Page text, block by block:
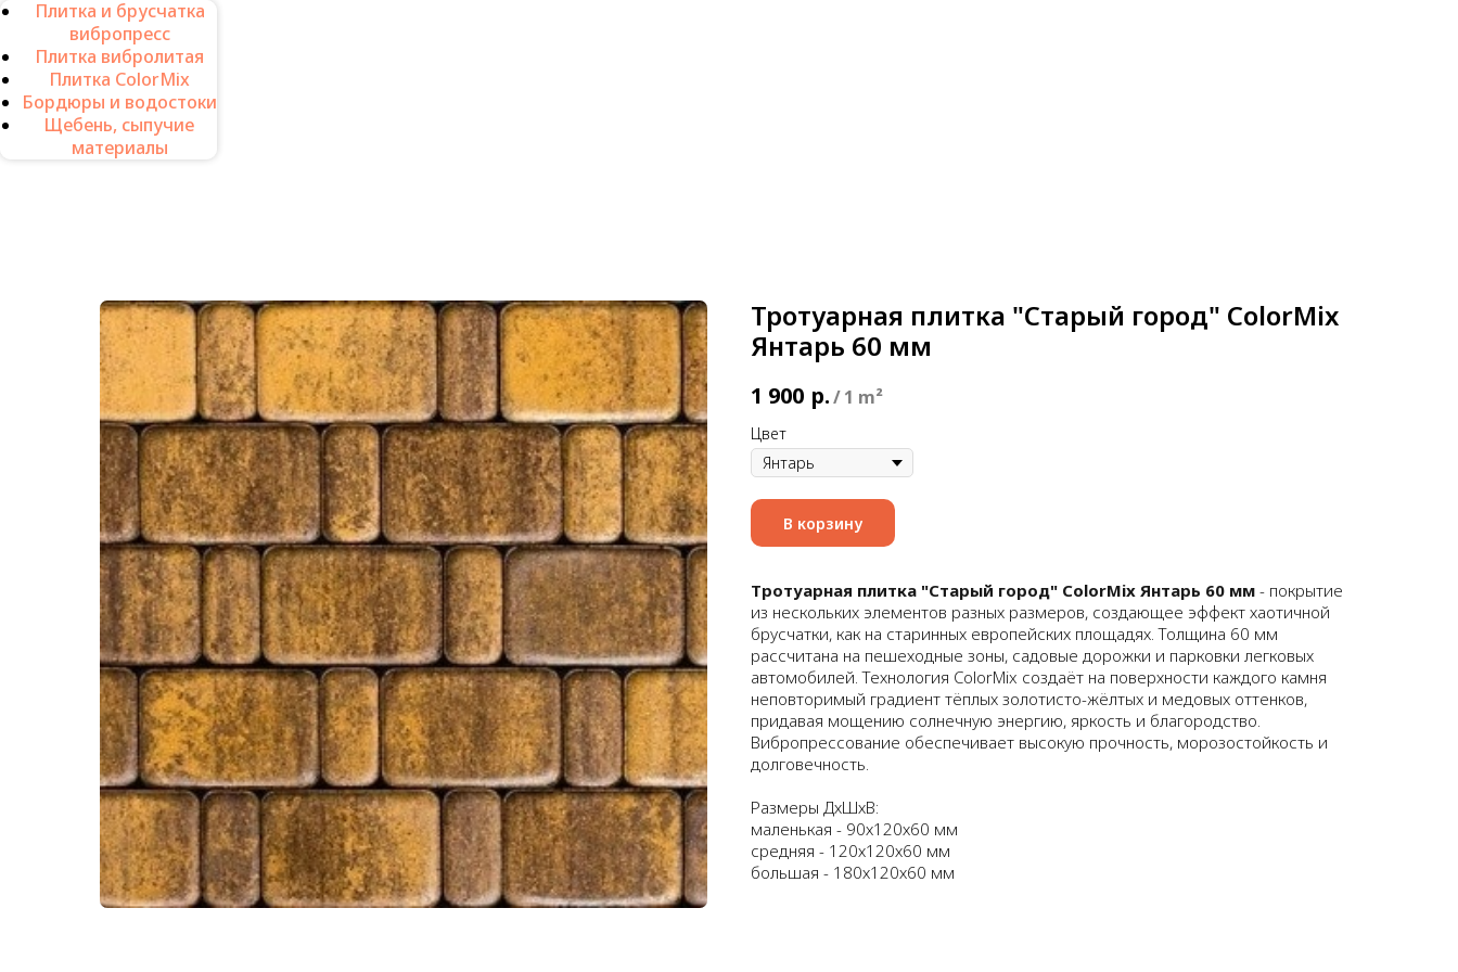
Плитка и брусчатка
вибропресс
Плитка вибролитая
Плитка ColorMix
Бордюры и водостоки
Щебень, сыпучие
материалы
Тротуарная плитка "Старый город" ColorMix
Янтарь 60 мм
1 900 р./1 m²
Цвет
В корзину
Тротуарная плитка "Старый город" ColorMix Янтарь 60 мм - покрытие
из нескольких элементов разных размеров, создающее эффект хаотичной
брусчатки, как на старинных европейских площадях. Толщина 60 мм
рассчитана на пешеходные зоны, садовые дорожки и парковки легковых
автомобилей. Технология ColorMix создаёт на поверхности каждого камня
неповторимый градиент тёплых золотисто-жёлтых и медовых оттенков,
придавая мощению солнечную энергию, яркость и благородство.
Вибропрессование обеспечивает высокую прочность, морозостойкость и
долговечность.
Размеры ДхШхВ:
маленькая - 90х120х60 мм
средняя - 120х120х60 мм
большая - 180х120х60 мм